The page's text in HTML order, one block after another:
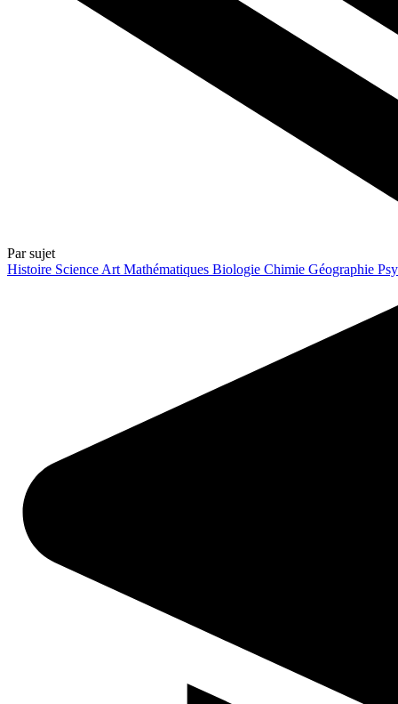
Par sujet
Histoire Science Art Mathématiques Biologie Chimie Géographie